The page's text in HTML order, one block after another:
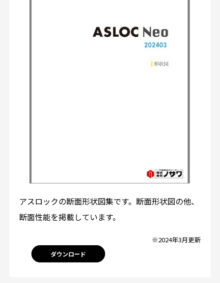
アスロックの断面形状図集です。断面形状図の他、
断面性能を掲載しています。
※2024年3月更新
ダウンロード